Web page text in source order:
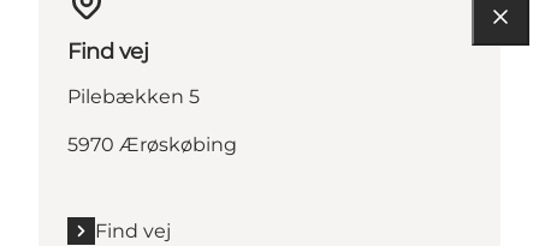
Find vej
Pilebækken 5
5970 Ærøskøbing
Find vej